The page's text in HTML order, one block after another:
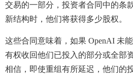
交易的一部分，投资者合同中的条
新结构时，他们将获得多少股权。
这些合同意味着，如果 OpenAI 未
有权收回他们已投入的部分或全部
相信，即使重组有所延迟，他们的